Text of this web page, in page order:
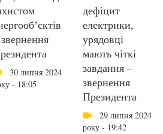
30 липня 2024
- 18:05
дефіцит
електрики,
урядовці
мають чіткі
завдання –
звернення
Президента
29 липня 2024
року - 19:42